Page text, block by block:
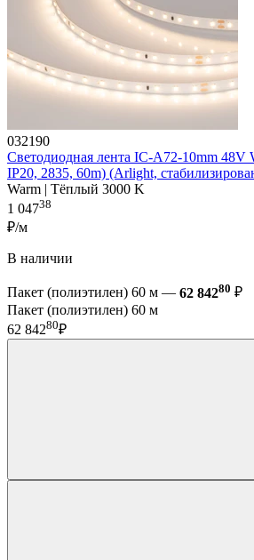
032190
Светодиодная лента IC-A72-10mm 48V
IP20, 2835, 60m) (Arlight,
Warm | Тёплый 3000 K
1 04738
₽/м
В наличии
Пакет (полиэтилен) 60 м — 62 84280 ₽
Пакет (полиэтилен) 60 м
62 84280₽